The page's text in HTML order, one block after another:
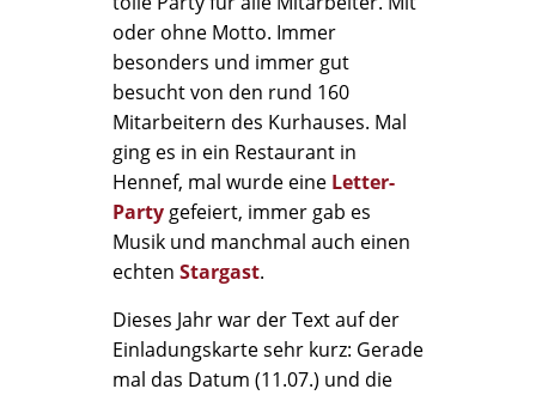
oder ohne Motto. Immer
besonders und immer gut
besucht von den rund 160
Mitarbeitern des Kurhauses. Mal
ging es in ein Restaurant in
Hennef, mal wurde eine Letter-
Party gefeiert, immer gab es
Musik und manchmal auch einen
echten Stargast.
Dieses Jahr war der Text auf der
Einladungskarte sehr kurz: Gerade
mal das Datum (11.07.) und die